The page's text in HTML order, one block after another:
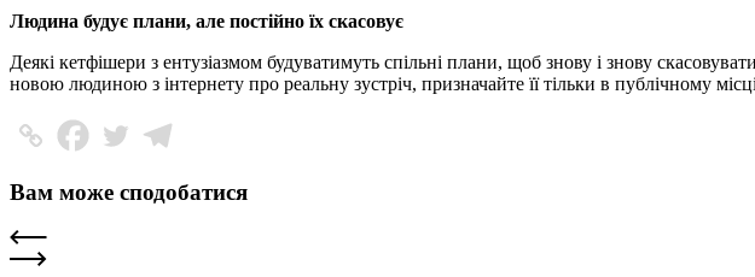
Людина будує плани, але постійно їх скасовує
Деякі кетфішери з ентузіазмом будуватимуть спільні плани, щоб знову і знову
новою людиною з інтернету про реальну зустріч, призначайте її тільки в публічному
Вам може сподобатися